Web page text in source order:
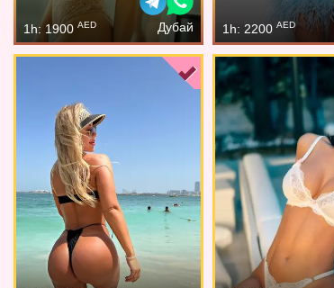
1h: 1900 AED Дубай 1h: 2200 AED